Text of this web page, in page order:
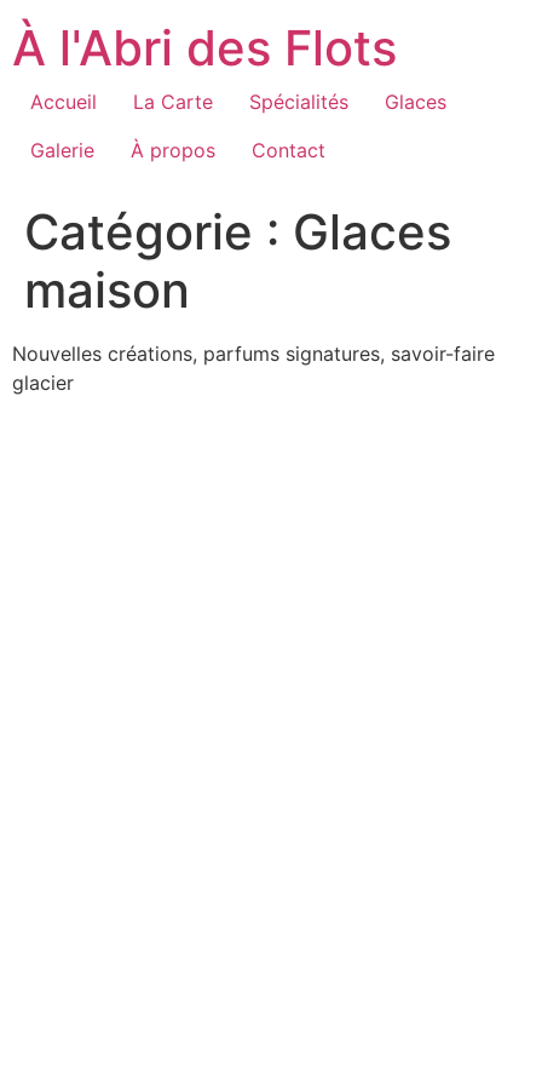
Aller
au
contenu
À l'Abri des Flots
Accueil La Carte Spécialités
Glaces
Galerie
À propos Contact
Catégorie : Glaces
maison
Nouvelles créations, parfums signatures, savoir-faire
glacier